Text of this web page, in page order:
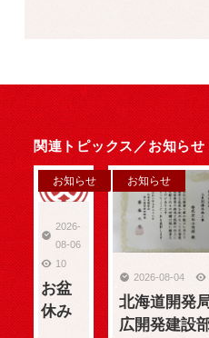
関連トピックス／お知らせ
お知らせ
2026-
08-06
10
お盆
休み
お知らせ
2026-08-04
北海道開発
広開発建設